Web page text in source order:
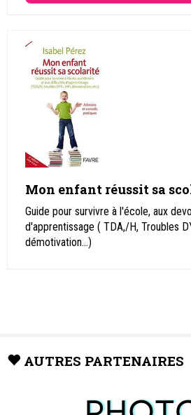
Mon enfant réussit sa
Guide pour survivre à l'école, aux
d'apprentissage ( TDA,/H, Troubles
démotivation…)
AUTRES PARTENAIRES